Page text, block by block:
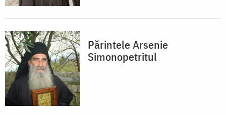
Părintele Arsenie
Simonopetritul